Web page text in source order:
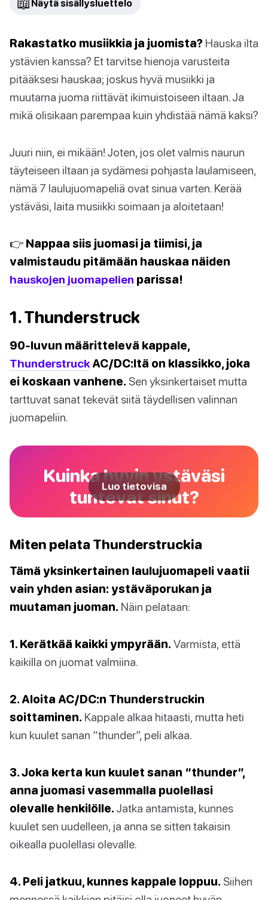
Näytä sisällysluettelo
Rakastatko musiikkia ja juomista? Hauska ilta
ystävien kanssa? Et tarvitse hienoja varusteita
pitääksesi hauskaa; joskus hyvä musiikki ja
muutama juoma riittävät ikimuistoiseen iltaan. Ja
mikä olisikaan parempaa kuin yhdistää nämä kaksi?
Juuri niin, ei mikään! Joten, jos olet valmis naurun
täyteiseen iltaan ja sydämesi pohjasta laulamiseen,
nämä 7 laulujuomapeliä ovat sinua varten. Kerää
ystäväsi, laita musiikki soimaan ja aloitetaan!
👉 Nappaa siis juomasi ja tiimisi, ja
valmistaudu pitämään hauskaa näiden
hauskojen juomapelien parissa!
1. Thunderstruck
90-luvun määrittelevä kappale,
Thunderstruck AC/DC:ltä on klassikko, joka
ei koskaan vanhene. Sen yksinkertaiset mutta
tarttuvat sanat tekevät siitä täydellisen valinnan
juomapeliin.
Kuinka hyvin ystäväsi
tuntevat sinut?
Luo tietovisa
Miten pelata Thunderstruckia
Tämä yksinkertainen laulujuomapeli vaatii
vain yhden asian: ystäväporukan ja
muutaman juoman. Näin pelataan:
1. Kerätkää kaikki ympyrään. Varmista, että
kaikilla on juomat valmiina.
2. Aloita AC/DC:n Thunderstruckin
soittaminen. Kappale alkaa hitaasti, mutta heti
kun kuulet sanan “thunder”, peli alkaa.
3. Joka kerta kun kuulet sanan “thunder”,
anna juomasi vasemmalla puolellasi
olevalle henkilölle. Jatka antamista, kunnes
kuulet sen uudelleen, ja anna se sitten takaisin
oikealla puolellasi olevalle.
4. Peli jatkuu, kunnes kappale loppuu. Siihen